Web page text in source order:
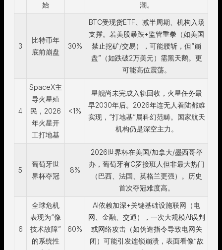
始
潮。
3
比特币年
底前崩盘
30%
BTC受现货ETF、减半周期、机构入场
支撑。若美股暴跌+监管重拳（如美国
禁止挖矿/交易），可能腰斩，但“崩
盘”（如跌破2万美元）需黑天鹅。更
可能高位震荡。
4
SpaceX主
导火星殖
民，2026
年火星开
工打地基
<1%
星舰尚未完成入轨回收，火星任务最
早2030年后。2026年连无人着陆都难
实现，“打地基”属科幻范畴。国家航天
机构仍是深空主力。
5
葡萄牙世
界杯夺冠
8%
2026世界杯在美国/加拿大/墨西哥举
办，葡萄牙有C罗接班人但非最大热门
（巴西、法国、英格兰更强）。历史
首次夺冠难度高。
6
全球危机
表现为“像
技术故障”
的系统性
60%
AI依赖加深+关键基础设施联网（电
网、金融、交通），一次大规模AI误判
或网络攻击（如伪造指令导致电网关
闭）可能引发连锁崩溃，表面看像“故